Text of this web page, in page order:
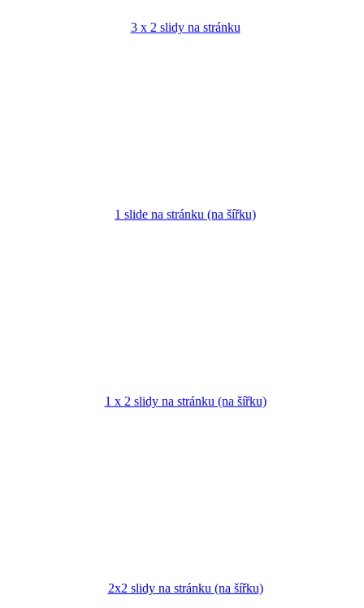
3 x 2 slidy na stránku
1 slide na stránku (na šířku)
1 x 2 slidy na stránku (na šířku)
2x2 slidy na stránku (na šířku)